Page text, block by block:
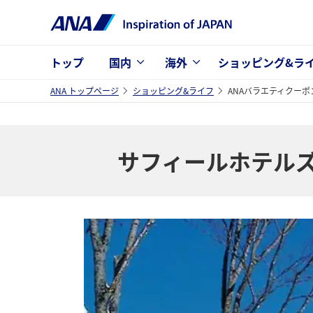
トップ 国内 海外 ショッピング&ラ
ANA トップページ ショッピング&ライフ ANAバラエティクーポ
サフィールホテル